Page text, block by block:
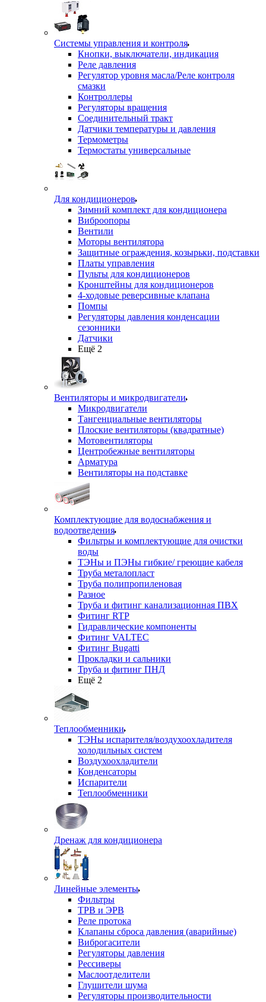
Системы управления и контроля
Кнопки, выключатели, индикация
Реле давления
Регулятор уровня масла/Реле контроля
смазки
Контроллеры
Регуляторы вращения
Соединительный тракт
Датчики температуры и давления
Термометры
Термостаты универсальные
Для кондиционеров
Зимний комплект для кондиционера
Виброопоры
Вентили
Моторы вентилятора
Защитные ограждения, козырьки, подставки
Платы управления
Пульты для кондиционеров
Кронштейны для кондиционеров
4-ходовые реверсивные клапана
Помпы
Регуляторы давления конденсации
сезонники
Датчики
Ещё 2
Вентиляторы и микродвигатели
Микродвигатели
Тангенциальные вентиляторы
Плоские вентиляторы (квадратные)
Мотовентиляторы
Центробежные вентиляторы
Арматура
Вентиляторы на подставке
Комплектующие для водоснабжения и
водоотведения
Фильтры и комплектующие для очистки
воды
ТЭНы и ПЭНы гибкие/ греющие кабеля
Труба металопласт
Труба полипропиленовая
Разное
Труба и фитинг канализационная ПВХ
Фитинг RTP
Гидравлические компоненты
Фитинг VALTEC
Фитинг Bugatti
Прокладки и сальники
Труба и фитинг ПНД
Ещё 2
Теплообменники
ТЭНы испарителя/воздухоохладителя
холодильных систем
Воздухоохладители
Конденсаторы
Испарители
Теплообменники
Дренаж для кондиционера
Линейные элементы
Фильтры
ТРВ и ЭРВ
Реле протока
Клапаны сброса давления (аварийные)
Виброгасители
Регуляторы давления
Рессиверы
Маслоотделители
Глушители шума
Регуляторы производительности